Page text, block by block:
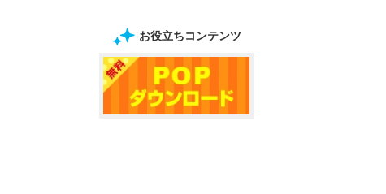
お役立ちコンテンツ